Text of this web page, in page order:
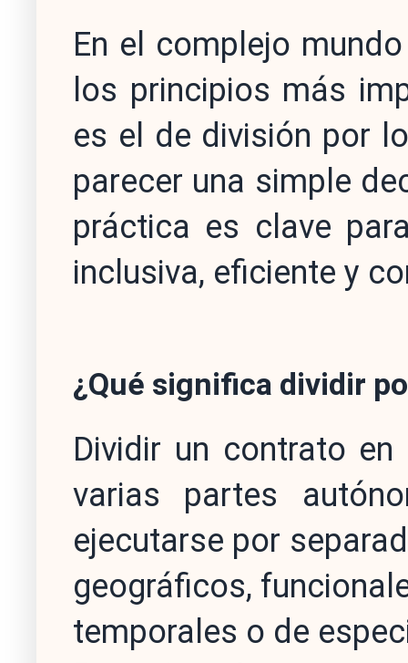
En el complejo
los principios más
es el de división por
parecer una simple
práctica es clave
inclusiva, eficiente y
¿Qué significa dividir
Dividir un contrato
varias partes
ejecutarse por
geográficos,
temporales o de